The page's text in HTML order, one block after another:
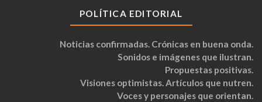
POLÍTICA EDITORIAL
Noticias confirmadas. Crónicas en buena onda.
Sonidos e imágenes que ilustran.
Propuestas positivas.
Visiones optimistas. Artículos que nutren.
Voces y personajes que orientan.